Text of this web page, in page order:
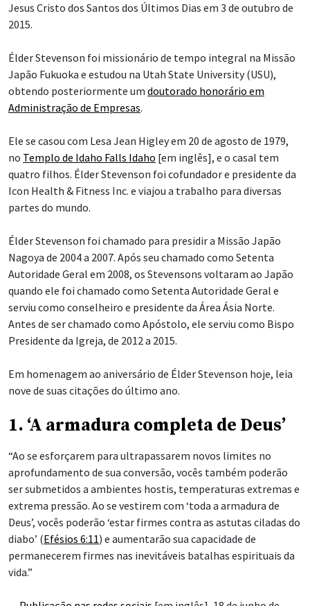
Jesus Cristo dos Santos dos Últimos Dias em 3 de outubro de
2015.
Élder Stevenson foi missionário de tempo integral na Missão
Japão Fukuoka e estudou na Utah State University (USU),
obtendo posteriormente um doutorado honorário em
Administração de Empresas.
Ele se casou com Lesa Jean Higley em 20 de agosto de 1979,
no Templo de Idaho Falls Idaho [em inglês], e o casal tem
quatro filhos. Élder Stevenson foi cofundador e presidente da
Icon Health & Fitness Inc. e viajou a trabalho para diversas
partes do mundo.
Élder Stevenson foi chamado para presidir a Missão Japão
Nagoya de 2004 a 2007. Após seu chamado como Setenta
Autoridade Geral em 2008, os Stevensons voltaram ao Japão
quando ele foi chamado como Setenta Autoridade Geral e
serviu como conselheiro e presidente da Área Ásia Norte.
Antes de ser chamado como Apóstolo, ele serviu como Bispo
Presidente da Igreja, de 2012 a 2015.
Em homenagem ao aniversário de Élder Stevenson hoje, leia
nove de suas citações do último ano.
1. ‘A armadura completa de Deus’
“Ao se esforçarem para ultrapassarem novos limites no
aprofundamento de sua conversão, vocês também poderão
ser submetidos a ambientes hostis, temperaturas extremas e
extrema pressão. Ao se vestirem com ‘toda a armadura de
Deus’, vocês poderão ‘estar firmes contra as astutas ciladas do
diabo’ (Efésios 6:11) e aumentarão sua capacidade de
permanecerem firmes nas inevitáveis batalhas espirituais da
vida.”